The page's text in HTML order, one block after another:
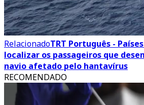
RelacionadoTRT Português -
localizar os passageiros que
navio afetado pelo hantavírus
RECOMENDADO